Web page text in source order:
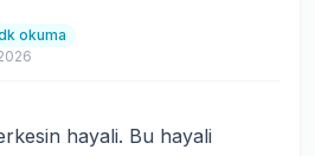
okuma
hayali. Bu hayali